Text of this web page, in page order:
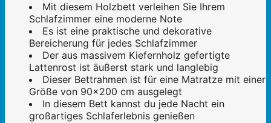
Mit diesem Holzbett verleihen Sie Ihrem
Schlafzimmer eine moderne Note
Es ist eine praktische und dekorative
Bereicherung für jedes Schlafzimmer
Der aus massivem Kiefernholz gefertigte
Lattenrost ist äußerst stark und langlebig
Dieser Bettrahmen ist für eine Matratze mit einer
Größe von 90x200 cm ausgelegt
In diesem Bett kannst du jede Nacht ein
großartiges Schlaferlebnis genießen